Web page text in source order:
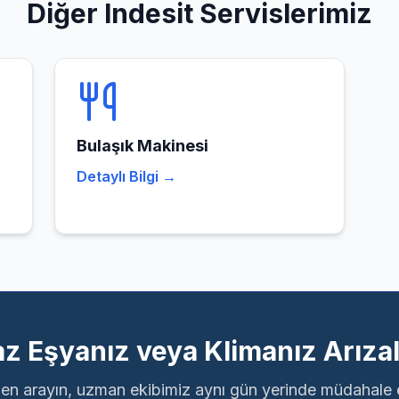
Diğer Indesit Servislerimiz
Bulaşık Makinesi
Detaylı Bilgi →
Eşyanız veya Klimanız
arayın, uzman ekibimiz aynı gün yerinde müdahale